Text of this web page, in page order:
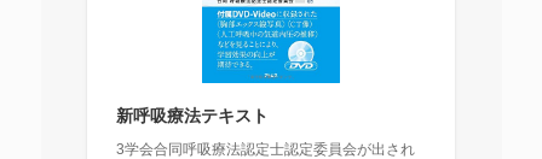
新呼吸療法テキスト
3学会合同呼吸療法認定士認定委員会が出され